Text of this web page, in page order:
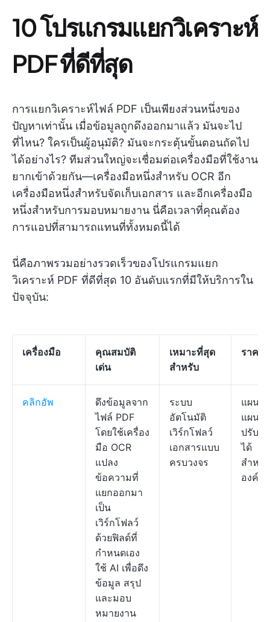
10 โปรแกรมแยกวิเคราะห์
PDF ที่ดีที่สุด
การแยกวิเคราะห์ไฟล์ PDF เป็นเพียงส่วนหนึ่งของ
ปัญหาเท่านั้น เมื่อข้อมูลถูกดึงออกมาแล้ว มันจะไป
ที่ไหน? ใครเป็นผู้อนุมัติ? มันจะกระตุ้นขั้นตอนถัดไป
ได้อย่างไร? ทีมส่วนใหญ่จะเชื่อมต่อเครื่องมือที่ใช้งาน
ยากเข้าด้วยกัน—เครื่องมือหนึ่งสำหรับ OCR อีก
เครื่องมือหนึ่งสำหรับจัดเก็บเอกสาร และอีกเครื่องมือ
หนึ่งสำหรับการมอบหมายงาน นี่คือเวลาที่คุณต้อง
การแอปที่สามารถแทนที่ทั้งหมดนี้ได้
นี่คือภาพรวมอย่างรวดเร็วของโปรแกรมแยก
วิเคราะห์ PDF ที่ดีที่สุด 10 อันดับแรกที่มีให้บริการใน
ปัจจุบัน:
เครื่องมือ
คุณสมบัติ
เด่น
เหมาะที่สุด
สำหรับ
ราคา
คลิกอัพ
ดึงข้อมูลจาก
ไฟล์ PDF
โดยใช้เครื่อง
มือ OCR
แปลง
ข้อความที่
แยกออกมา
เป็น
เวิร์กโฟลว์
ด้วยฟิลด์ที่
กำหนดเอง
ใช้ AI เพื่อดึง
ข้อมูล สรุป
และมอบ
หมายงาน
ระบบ
อัตโนมัติ
เวิร์กโฟลว์
เอกสารแบบ
ครบวงจร
แผนฟ
แผนที่
ปรับแ
ได้
สำหรับ
องค์กร